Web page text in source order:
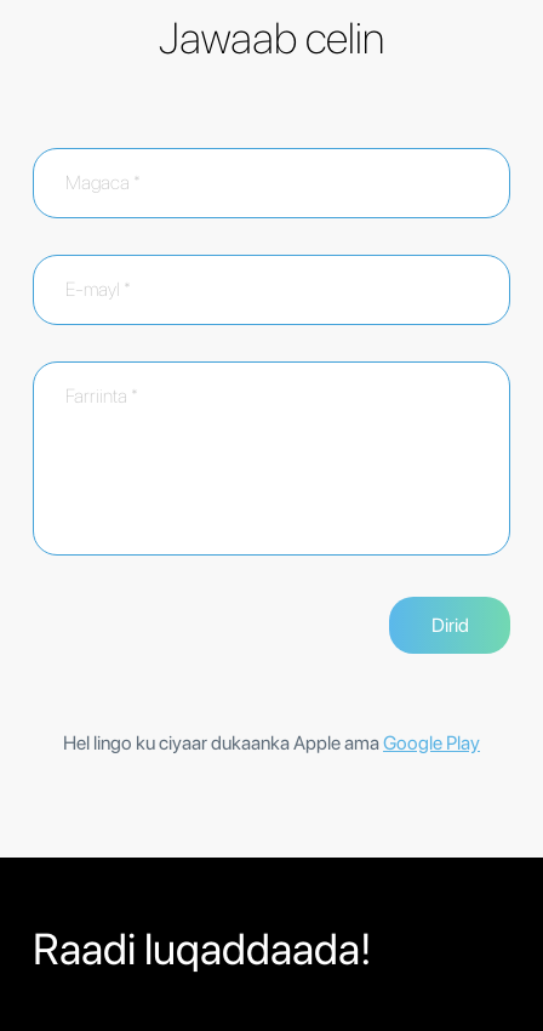
Jawaab celin
Hel lingo ku ciyaar dukaanka Apple amaGoogle Play
Raadi luqaddaada!